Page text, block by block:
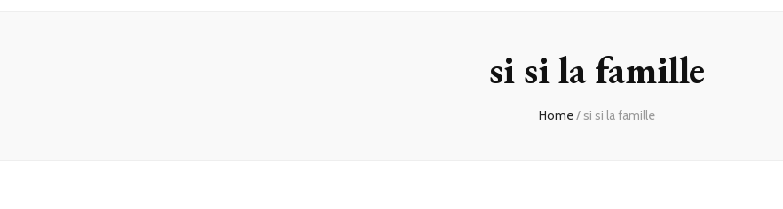
si si la famille
Home/ si si la famille